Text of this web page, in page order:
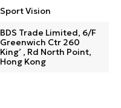
Sport Vision
BDS Trade Limited, 6/F
Greenwich Ctr 260
King’ , Rd North Point,
Hong Kong